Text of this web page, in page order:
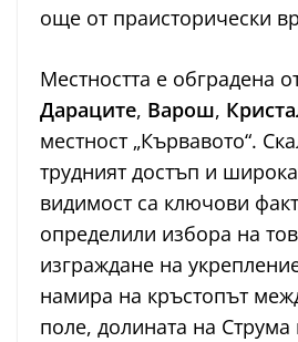
още от праисторически
Местността е обградена
Дараците, Варош,
местност „Кървавото“.
трудният достъп и
видимост са ключови
определили избора на
изграждане на
намира на кръстопът
поле, долината на